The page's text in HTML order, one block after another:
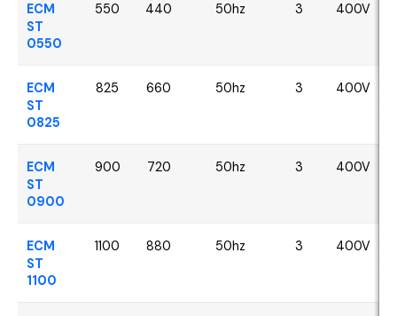
ECM
ST
0550
550 440 50hz 3 400V
ECM
ST
0825
825 660 50hz 3 400V
ECM
ST
0900
900 720 50hz 3 400V
ECM
ST
1100
1100 880 50hz 3 400V